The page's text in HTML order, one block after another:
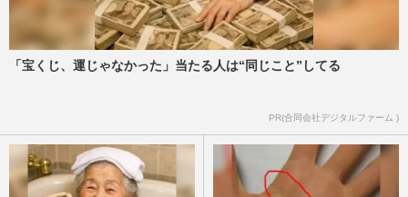
「宝くじ、運じゃなかった」当たる人は“同じこと”してる
PR(合同会社デジタルファーム )